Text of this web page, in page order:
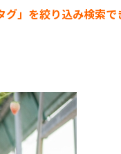
グ」を絞り込み検索で